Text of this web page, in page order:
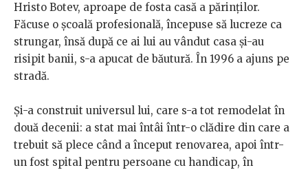
Hristo Botev, aproape de fosta casă a părinților.
Făcuse o școală profesională, începuse să lucreze ca
strungar, însă după ce ai lui au vândut casa și-au
risipit banii, s-a apucat de băutură. În 1996 a ajuns pe
stradă.
Și-a construit universul lui, care s-a tot remodelat în
două decenii: a stat mai întâi într-o clădire din care a
trebuit să plece când a început renovarea, apoi într-
un fost spital pentru persoane cu handicap, în